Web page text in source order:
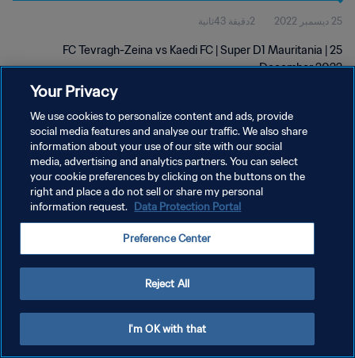
25 ديسمبر 2022 2دقيقة 43ثانية
FC Tevragh-Zeina vs Kaedi FC | Super D1 Mauritania | 25
December 2022
سياسة الخصوصية
إدارة تفضيلات ملفات تعريف الارتباط
Your Privacy
We use cookies to personalize content and ads, provide
social media features and analyse our traffic. We also share
information about your use of our site with our social
media, advertising and analytics partners. You can select
your cookie preferences by clicking on the buttons on the
right and place a do not sell or share my personal
information request. Data Protection Portal
Preference Center
Reject All
I'm OK with that